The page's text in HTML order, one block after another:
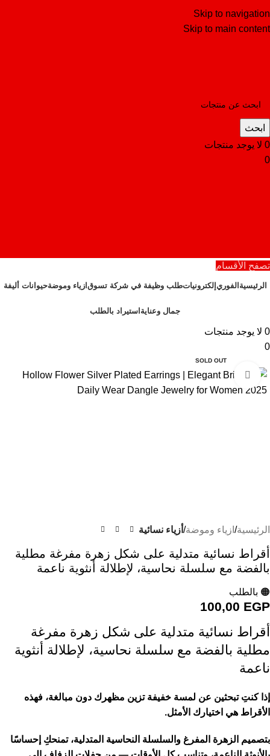
Skip to navigation
Skip to main content
ابحث
0 لا يوجد منتجات
0
تصفح الأقسام
الرئيسية الفوري إلكترونياتطلب وظيفة في شركة تسوق ازياء وموضةحيوانات أليفة
جمال وعناية استيراد بالطلب
0 لا يوجد منتجات
0
SOLD OUT
Click to enlarge
الرئيسية ازياء وموضة أزياء نسائية
أقراط نسائية متدلية على شكل زهرة مفرغة مطلية
بالفضة مع سلسلة نحاسية، لإطلالة أنثوية ناعمة
🟠 بالطلب
100,00 EGP
أقراط نسائية متدلية على شكل زهرة مفرغة
مطلية بالفضة مع سلسلة نحاسية، لإطلالة أنثوية
ناعمة
إذا كنتِ تبحثين عن لمسة خفيفة تزين مظهرك دون مبالغة، فهذه
الأقراط هي اختيارك الأمثل.
بتصميم الزهرة المفرغ والسلسلة النحاسية المتدلية، تمنحكِ إحساسًا